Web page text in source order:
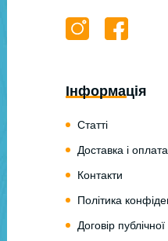
Інформація
Статті
Доставка і оплата
Контакти
Політика
Договір